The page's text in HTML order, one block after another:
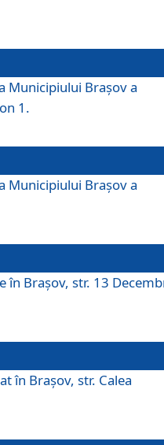
Municipiului Brașov a
1.
Municipiului Brașov a
în Brașov, str. 13
în Brașov, str. Calea